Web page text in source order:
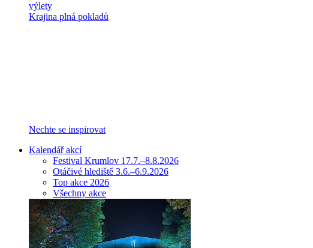
výlety
Krajina plná pokladů
Nechte se inspirovat
Kalendář akcí
Festival Krumlov 17.7.–8.8.2026
Otáčivé hlediště 3.6.–6.9.2026
Top akce 2026
Všechny akce